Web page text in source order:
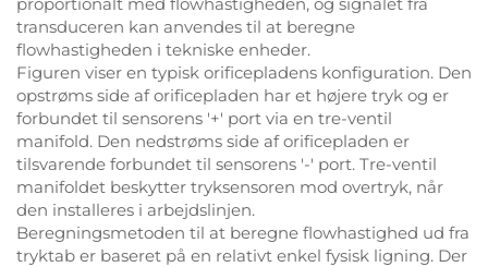
transduceren kan anvendes til at beregne
flowhastigheden i tekniske enheder.
Figuren viser en typisk orificepladens konfiguration. Den
opstrøms side af orificepladen har et højere tryk og er
forbundet til sensorens '+' port via en tre-ventil
manifold. Den nedstrøms side af orificepladen er
tilsvarende forbundet til sensorens '-' port. Tre-ventil
manifoldet beskytter tryksensoren mod overtryk, når
den installeres i arbejdslinjen.
Beregningsmetoden til at beregne flowhastighed ud fra
tryktab er baseret på en relativt enkel fysisk ligning. Der